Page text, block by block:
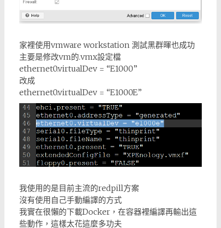
家裡使用vmware workstation 測試黑群暉也成功
主要是修改vm的.vmx設定檔
ethernet0.virtualDev = “E1000”
改成
ethernet0.virtualDev = “E1000E”
我使用的是目前主流的redpill方案
沒有使用自己手動編譯的方式
我實在很懶的下載Docker，在容器裡編譯再輸出這
些動作，這樣太花這麼多功夫